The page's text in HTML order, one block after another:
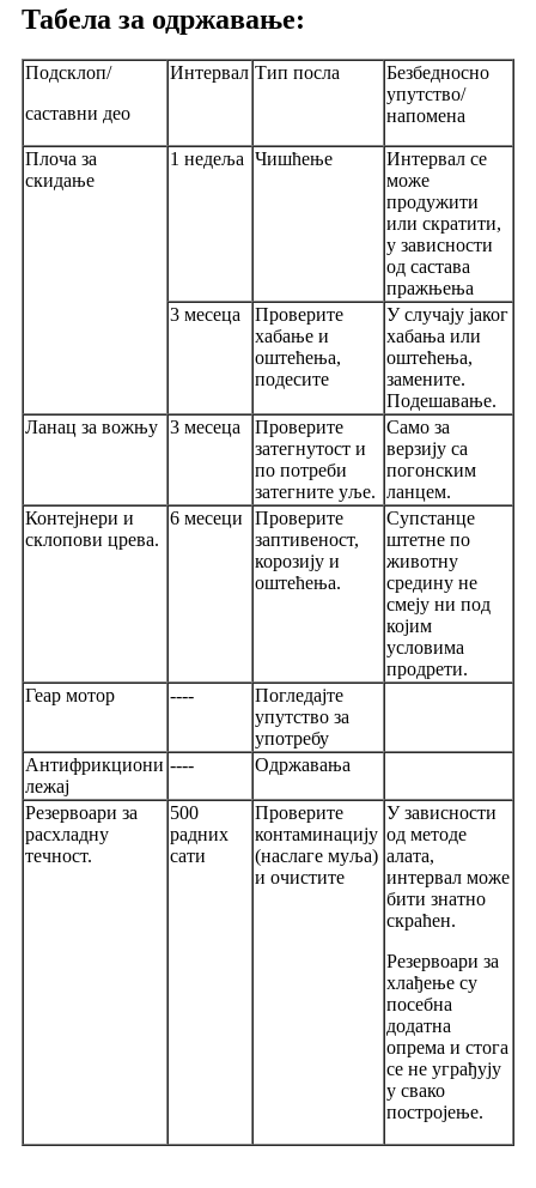
Табела за одржавање:
Подсклоп/
саставни део
Интервал Тип посла
Безбедносно
упутство/
напомена
Плоча за
скидање
1 недеља Чишћење
Интервал се
може
продужити
или скратити,
у зависности
од састава
пражњења
3 месеца
Проверите
хабање и
оштећења,
подесите
У случају јаког
хабања или
оштећења,
замените.
Подешавање.
Ланац за вожњу 3 месеца
Проверите
затегнутост и
по потреби
затегните уље.
Само за
верзију са
погонским
ланцем.
Контејнери и
склопови црева.
6 месеци
Проверите
заптивеност,
корозију и
оштећења.
Супстанце
штетне по
животну
средину не
смеју ни под
којим
условима
продрети.
Геар мотор
----
Погледајте
упутство за
употребу
Антифрикциони
лежај
---- Одржавања
Резервоари за
расхладну
течност.
500
радних
сати
Проверите
контаминацију
(наслаге муља)
и очистите
У зависности
од методе
алата,
интервал може
бити знатно
скраћен.
Резервоари за
хлађење су
посебна
додатна
опрема и стога
се не уграђују
у свако
постројење.